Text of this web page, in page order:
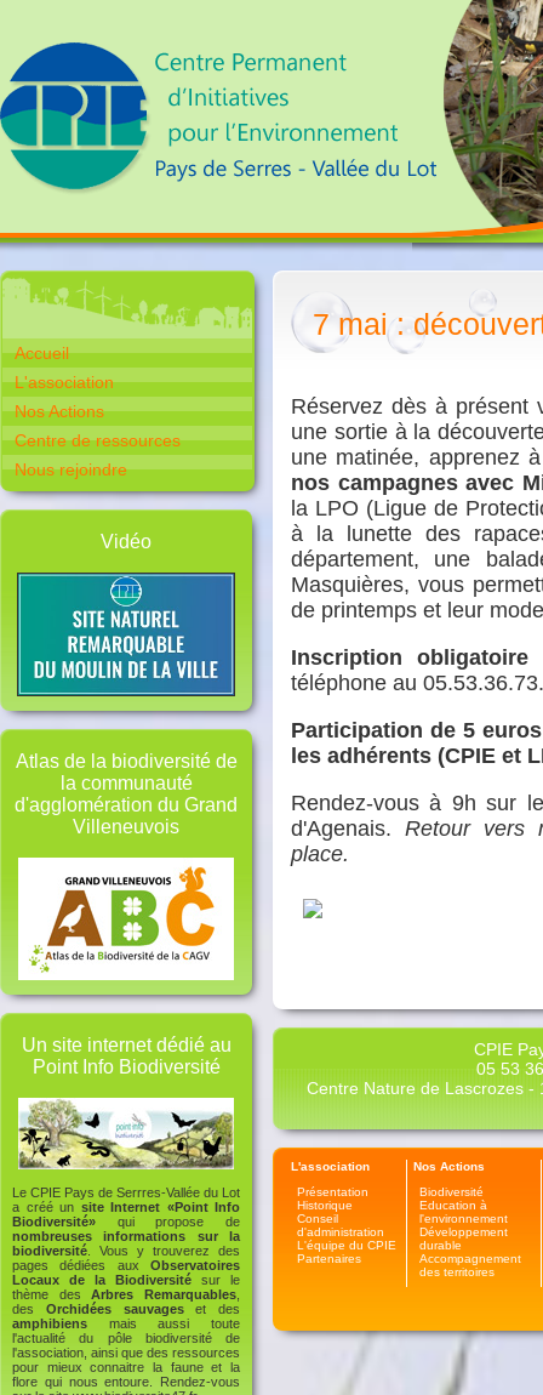
Accueil
L'association
Nos Actions
Centre de ressources
Nous rejoindre
Vidéo
Atlas de la biodiversité de
la communauté
d'agglomération du Grand
Villeneuvois
Un site internet dédié au
Point Info Biodiversité
Le CPIE Pays de Serrres-Vallée du Lot
a créé un site Internet «Point Info
Biodiversité» qui propose de
nombreuses informations sur la
biodiversité . Vous y trouverez des
pages dédiées aux Observatoires
Locaux de la Biodiversité sur le
thème desArbres Remarquables
des Orchidées sauvageset des
amphibiens mais aussi toute
l'actualité du pôle biodiversité de
l'association, ainsi que des ressources
pour mieux connaitre la faune et la
flore qui nous entoure. Rendez-vous
7 mai :
Réservez dès à présent
une sortie à la
une matinée, apprenez
nos campagnes avec
la LPO (Ligue de
à la lunette des
département, une
Masquières, vous
de printemps et leur
Inscription obligatoire
téléphone au
Participation de 5
les adhérents (CPIE et
Rendez-vous à 9h sur
d'Agenais. Retour vers
place.
CPIE
05 53
Centre Nature de Lascrozes -
L'association
Présentation
Historique
Conseil
d'administration
L'équipe du CPIE
Partenaires
Nos Actions
Biodiversité
Education à
l'environnement
Développement
durable
Accompagnement
des territoires